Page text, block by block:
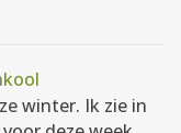
winter. Ik zie in